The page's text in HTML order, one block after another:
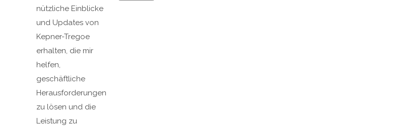
nützliche Einblicke
und Updates von
Kepner-Tregoe
erhalten, die mir
helfen,
geschäftliche
Herausforderungen
zu lösen und die
Leistung zu